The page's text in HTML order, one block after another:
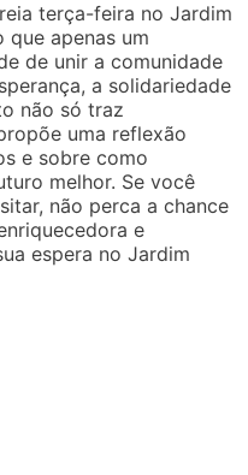
terça-feira no Jardim
que apenas um
de unir a comunidade
a solidariedade
não só traz
uma reflexão
e sobre como
melhor. Se você
não perca a chance
e
espera no Jardim